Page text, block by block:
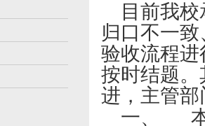
目前我
归口不一
验收流程
按时结题
进，主管
一、